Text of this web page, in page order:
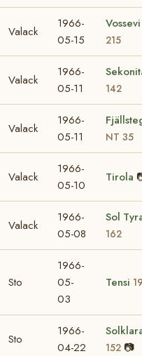
Valack
1966-
05-15
215
Valack
1966-
05-11
142
Valack
1966-
05-11
NT 35
Valack
1966-
05-10
Tirola
Valack
1966-
05-08
Sol
162
Sto
1966-
05-
03
Tensi
Sto
1966-
04-22
152 📷